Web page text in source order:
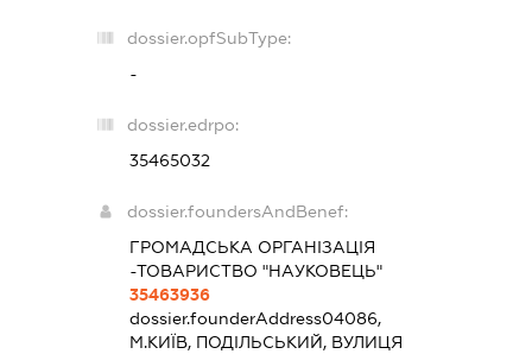
dossier.opfSubType:
-
dossier.edrpo:
35465032
dossier.foundersAndBenef:
ГРОМАДСЬКА ОРГАНІЗАЦІЯ
-ТОВАРИСТВО "НАУКОВЕЦЬ"
35463936
dossier.founderAddress04086,
М.КИЇВ, ПОДІЛЬСЬКИЙ, ВУЛИЦЯ